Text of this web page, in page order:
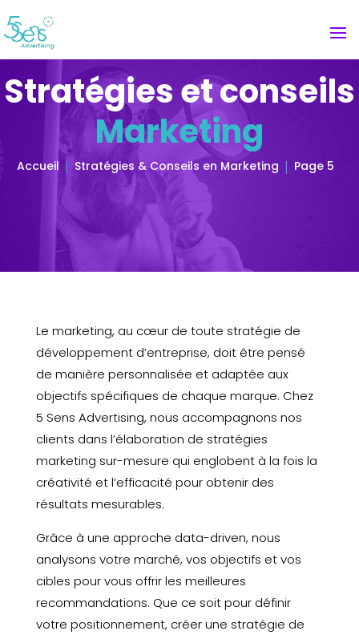
Stratégies et conseils
Marketing
Accueil Stratégies & Conseils en Marketing Page 5
Le marketing, au cœur de toute stratégie de
développement d’entreprise, doit être pensé
de manière personnalisée et adaptée aux
objectifs spécifiques de chaque marque. Chez
5 Sens Advertising, nous accompagnons nos
clients dans l’élaboration de stratégies
marketing sur-mesure qui englobent à la fois la
créativité et l’efficacité pour obtenir des
résultats mesurables.
Grâce à une approche data-driven, nous
analysons votre marché, vos objectifs et vos
cibles pour vous offrir les meilleures
recommandations. Que ce soit pour définir
votre positionnement, créer une stratégie de